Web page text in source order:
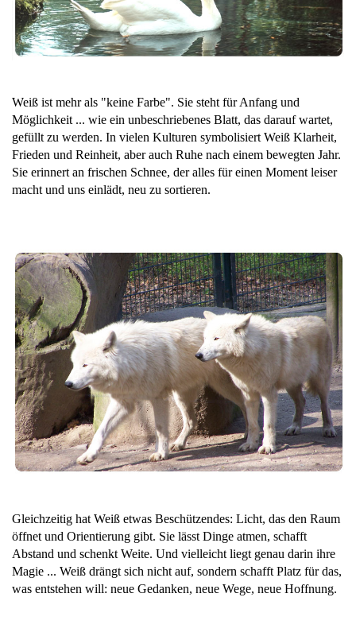
Weiß ist mehr als "keine Farbe". Sie steht für Anfang und
Möglichkeit ... wie ein unbeschriebenes Blatt, das darauf wartet,
gefüllt zu werden. In vielen Kulturen symbolisiert Weiß Klarheit,
Frieden und Reinheit, aber auch Ruhe nach einem bewegten Jahr.
Sie erinnert an frischen Schnee, der alles für einen Moment leiser
macht und uns einlädt, neu zu sortieren.
Gleichzeitig hat Weiß etwas Beschützendes: Licht, das den Raum
öffnet und Orientierung gibt. Sie lässt Dinge atmen, schafft
Abstand und schenkt Weite. Und vielleicht liegt genau darin ihre
Magie ... Weiß drängt sich nicht auf, sondern schafft Platz für das,
was entstehen will: neue Gedanken, neue Wege, neue Hoffnung.